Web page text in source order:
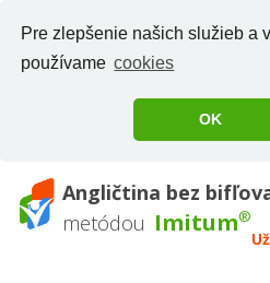
Pre zlepšenie našich služieb a
používame cookies
OK
Angličtina bez
metódou Imitum®
Už